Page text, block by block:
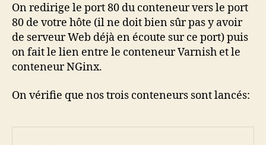
On redirige le port 80 du conteneur vers le port
80 de votre hôte (il ne doit bien sûr pas y avoir
de serveur Web déjà en écoute sur ce port) puis
on fait le lien entre le conteneur Varnish et le
conteneur NGinx.
On vérifie que nos trois conteneurs sont lancés: